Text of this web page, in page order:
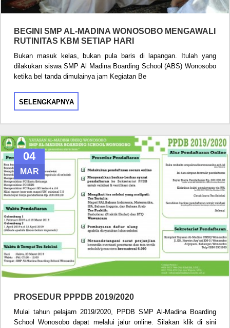
BEGINI SMP AL-MADINA WONOSOBO MENGAWALI
RUTINITAS KBM SETIAP HARI
Bukan masuk kelas, bukan pula baris di lapangan. Itulah yang
dilakukan siswa SMP Al Madina Boarding School (ABS) Wonosobo
ketika bel tanda dimulainya jam Kegiatan Be
SELENGKAPNYA
04
MAR
PROSEDUR PPPDB 2019/2020
Mulai tahun pelajarn 2019/2020, PPDB SMP Al-Madina Boarding
School Wonosobo dapat melalui jalur online. Silakan klik di sini